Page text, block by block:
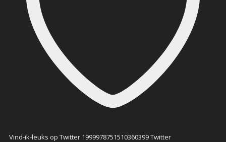
Vind-ik-leuks op Twitter 1999978751510360399Twitter